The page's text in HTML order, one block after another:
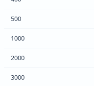
500
1000
2000
3000